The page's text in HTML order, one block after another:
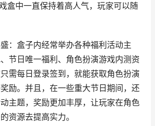
盒中一直保持着高人气，玩家可以随
：盒子内经常举办各种福利活动主
节日唯一福利、角色扮演游戏内测资
需每日登录签到，就能获取角色扮演
励。并且，在一些重大节日期间，还
主题，奖励更加丰厚，让玩家在角色
资源去提高实力。